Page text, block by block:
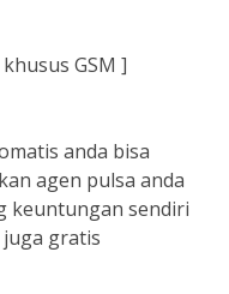
GSM ]
anda bisa
agen pulsa anda
keuntungan sendiri
gratis